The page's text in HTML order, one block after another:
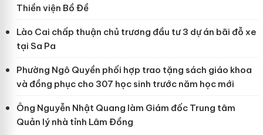
Thiền viện Bồ Đề
Lào Cai chấp thuận chủ trương đầu tư 3 dự án bãi đỗ xe
tại Sa Pa
Phường Ngô Quyền phối hợp trao tặng sách giáo khoa
và đồng phục cho 307 học sinh trước năm học mới
Ông Nguyễn Nhật Quang làm Giám đốc Trung tâm
Quản lý nhà tỉnh Lâm Đồng